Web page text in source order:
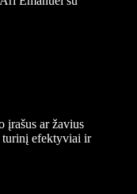
įrašus ar žavius
turinį efektyviai ir